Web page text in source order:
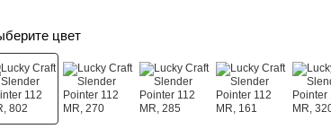
цвет